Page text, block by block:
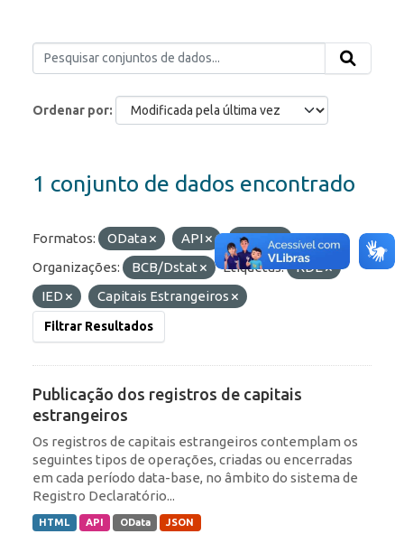
Ordenar por
1 conjunto de dados encontrado
Formatos: OData API
HTML
Organizações:
BCB/Dstat Etiquetas:
RDE
IED
Capitais Estrangeiros
Filtrar Resultados
Publicação dos registros de capitais
estrangeiros
Os registros de capitais estrangeiros contemplam os
seguintes tipos de operações, criadas ou encerradas
em cada período data-base, no âmbito do sistema de
Registro Declaratório...
HTML API OData JSON